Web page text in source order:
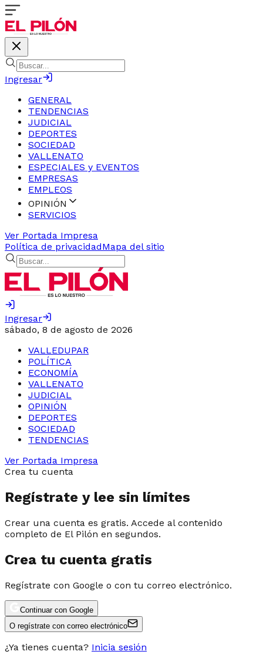
Ingresar
GENERAL
TENDENCIAS
JUDICIAL
DEPORTES
SOCIEDAD
VALLENATO
ESPECIALES y EVENTOS
EMPRESAS
EMPLEOS
OPINIÓN
SERVICIOS
Ver Portada Impresa
Política de privacidadMapa del sitio
Ingresar
sábado, 8 de agosto de 2026
VALLEDUPAR
POLÍTICA
ECONOMÍA
VALLENATO
JUDICIAL
OPINIÓN
DEPORTES
SOCIEDAD
TENDENCIAS
Ver Portada Impresa
Crea tu cuenta
Regístrate y lee sin límites
Crear una cuenta es gratis. Accede al contenido
completo de El Pilón en segundos.
Crea tu cuenta gratis
Regístrate con Google o con tu correo electrónico.
Continuar con Google
O regístrate con correo electrónico
¿Ya tienes cuenta? Inicia sesión